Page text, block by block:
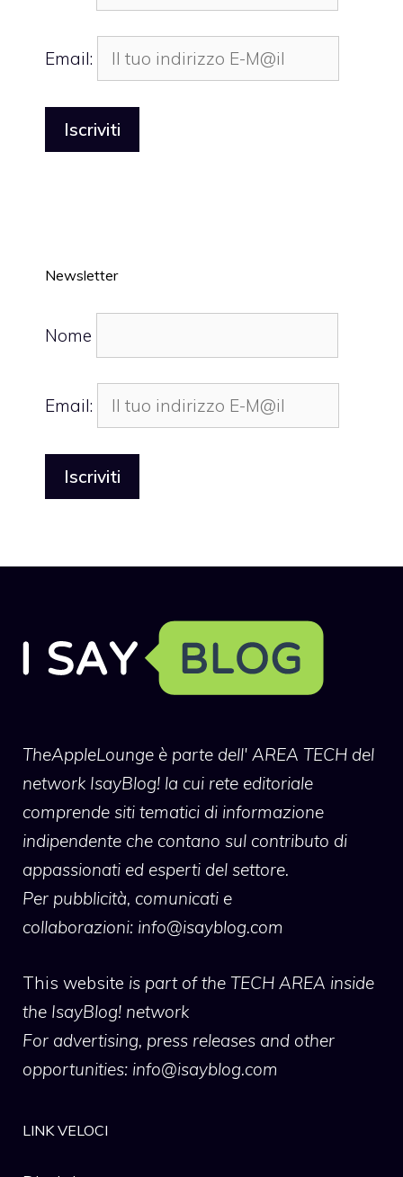
Email:
Newsletter
Nome
Email:
TheAppleLounge è parte dell' AREA TECH del
network IsayBlog! la cui rete editoriale
comprende siti tematici di informazione
indipendente che contano sul contributo di
appassionati ed esperti del settore.
Per pubblicità, comunicati e
collaborazioni: info@isayblog.com
This website is part of the TECH AREA inside
the IsayBlog! network
For advertising, press releases and other
opportunities: info@isayblog.com
LINK VELOCI